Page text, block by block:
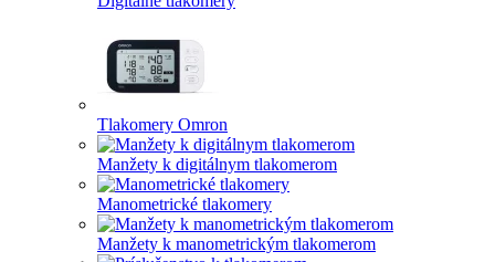
Tlakomery Omron
Manžety k digitálnym tlakomerom
Manometrické tlakomery
Manžety k manometrickým tlakomerom